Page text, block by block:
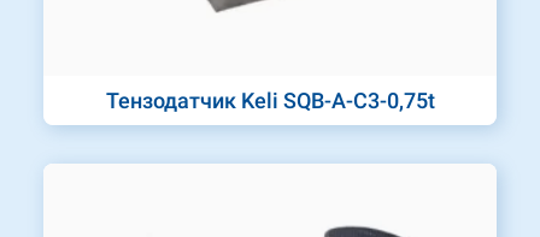
Тензодатчик Keli SQB-A-C3-0,75t